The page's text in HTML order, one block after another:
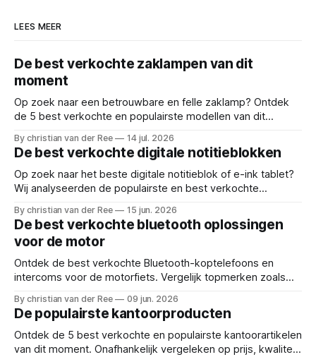
LEES MEER
De best verkochte zaklampen van dit
moment
Op zoek naar een betrouwbare en felle zaklamp? Ontdek
de 5 best verkochte en populairste modellen van dit
en deals voor: led zaklamp, oplaadbare zaklamp, beste
felle zaklamp, uv blacklight, compacte handlamp, tactische
zaklamp, kampeer verlicht
By christian van der Ree 14 jul. 2026
De best verkochte digitale notitieblokken
Op zoek naar het beste digitale notitieblok of e-ink tablet?
Wij analyseerden de populairste en best verkochte
deals voor: digitaal notitieblok, e-ink tablet, elektronisch
schrijfblok, digitaal tekenbord, slim notitieboek,
herbruikbaar notitieblok
By christian van der Ree 15 jun. 2026
De best verkochte bluetooth oplossingen
voor de motor
Ontdek de best verkochte Bluetooth-koptelefoons en
intercoms voor de motorfiets. Vergelijk topmerken zoals
Reviews en deals voor: motor intercom, bluetooth
motorheadset, motor communicatiesysteem, beste motor
headset, cardo spirit, ejeas v6 pro, lex
By christian van der Ree 09 jun. 2026
De populairste kantoorproducten
Ontdek de 5 best verkochte en populairste kantoorartikelen
van dit moment. Onafhankelijk vergeleken op prijs, kwaliteit